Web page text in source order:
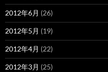
2012年6月 (26)
2012年5月 (19)
2012年4月 (22)
2012年3月 (25)